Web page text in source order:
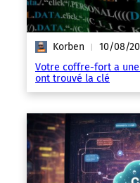
Korben | 10/08/
Votre coffre-fort a
ont trouvé la clé